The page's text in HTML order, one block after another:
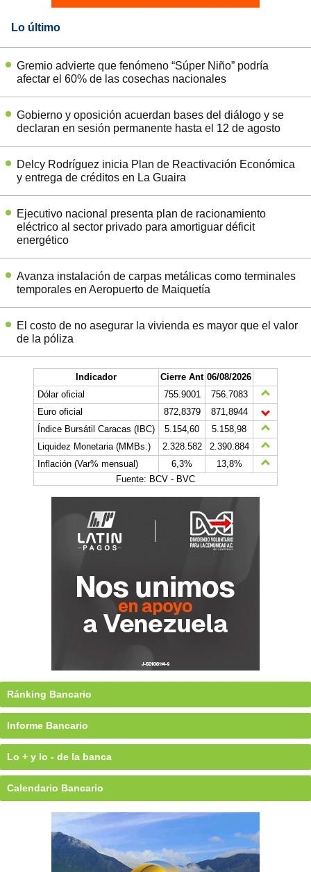
Lo último
Gremio advierte que fenómeno “Súper Niño” podría
afectar el 60% de las cosechas nacionales
Gobierno y oposición acuerdan bases del diálogo y se
declaran en sesión permanente hasta el 12 de agosto
Delcy Rodríguez inicia Plan de Reactivación Económica
y entrega de créditos en La Guaira
Ejecutivo nacional presenta plan de racionamiento
eléctrico al sector privado para amortiguar déficit
energético
Avanza instalación de carpas metálicas como terminales
temporales en Aeropuerto de Maiquetía
El costo de no asegurar la vivienda es mayor que el valor
de la póliza
Indicador Cierre Ant 06/08/2026
Dólar oficial
755.9001
756.7083
Euro oficial
872,8379
871,8944
Índice Bursátil Caracas (IBC)
5.154,60
5.158,98
Liquidez Monetaria (MMBs.)
2.328.582
2.390.884
Inflación (Var% mensual)
6,3%
13,8%
Fuente: BCV - BVC
Ránking Bancario
Informe Bancario
Lo + y lo - de la banca
Calendario Bancario